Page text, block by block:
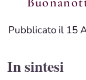
Pubblicato il 15
In sintesi